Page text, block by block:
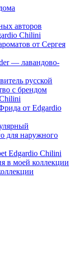
авторов
Chilini
от Сергея
— лавандово-
русской
с брендом
от Edgardio
для наружного
Edgardio Chilini
в моей коллекции